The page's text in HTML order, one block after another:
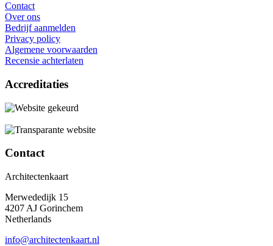
Contact
Over ons
Bedrijf aanmelden
Privacy policy
Algemene voorwaarden
Recensie achterlaten
Accreditaties
Contact
Architectenkaart
Merwededijk 15
4207 AJ Gorinchem
Netherlands
info@architectenkaart.nl